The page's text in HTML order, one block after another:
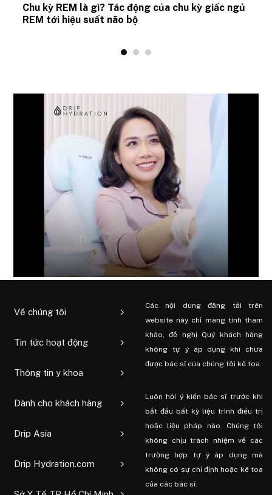
Chu kỳ REM là gì? Tác động của chu kỳ giấc ngủ
REM tới hiệu suất não bộ
Về chúng tôi
Tin tức hoạt động
Thông tin y khoa
Dành cho khách hàng
Drip Asia
Drip Hydration.com
Các nội dung đăng tải trên
website này chỉ mang tính tham
khảo, đề nghị Quý khách hàng
không tự ý áp dụng khi chưa
được bác sĩ của chúng tôi kê toa.
Luôn hỏi ý kiến ​​bác sĩ trước khi
bắt đầu bất kỳ liệu trình điều trị
hoặc liệu pháp nào. Chúng tôi
không chịu trách nhiệm về các
trường hợp tự ý áp dụng mà
không có sự chỉ định hoặc kê toa
của các bác sĩ.